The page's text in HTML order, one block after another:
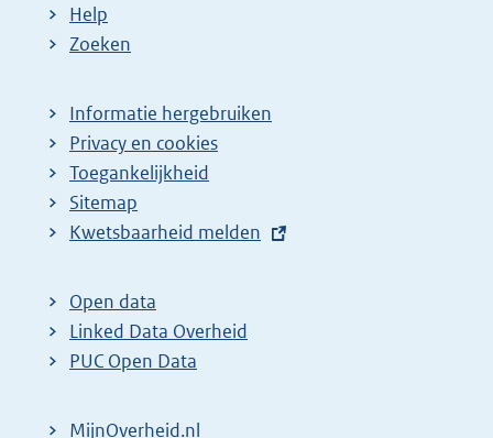
Help
Zoeken
Informatie hergebruiken
Privacy en cookies
Toegankelijkheid
Sitemap
E
t
e
r
Kwetsbaarheid melden
Open data
Linked Data Overheid
PUC Open Data
MijnOverheid.nl